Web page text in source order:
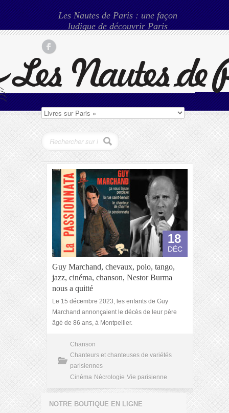
Les Nautes de Paris : une façon
ludique de découvrir Paris
18
DÉC
Guy Marchand, chevaux, polo, tango,
jazz, cinéma, chanson, Nestor Burma
nous a quitté
Le 15 décembre 2023, les enfants de Guy
Marchand annonçaient le décès de leur père
âgé de 86 ans, à Montpellier.
Chanson
Chanteurs et chanteuses de variétés
parisiennes
Cinéma Nécrologie Vie parisienne
NOTRE BOUTIQUE EN LIGNE